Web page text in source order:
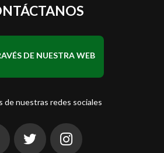
DE NUESTRA WEB
de nuestras redes sociales